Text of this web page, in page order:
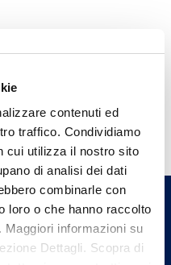
contenuti ed
traffico. Condividiamo
cui utilizza il nostro sito
di analisi dei dati
combinarle con
loro o che hanno raccolto
informazioni su
Dettagli. Scopra di
a te e parla con